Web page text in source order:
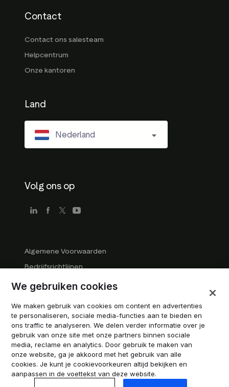
Contact
Contact ons salesteam
Helpcentrum
Onze kantoren
Land
Nederland
Volg ons op
Algemene Voorwaarden
Bedrijfsrichtlijnen
Handelsmerk Richtlijnen
Cookies beheren
Modern Slavery Statement
© 2026 Trustpilot A/S. Alle rechten voorbehouden.
We gebruiken cookies
We maken gebruik van cookies om content en advertenties
te personaliseren, sociale media-functies aan te bieden en
ons traffic te analyseren. We delen verder informatie over je
gebruik van onze site met onze partners binnen sociale
media, reclame en analytics. Door gebruik te maken van
onze website, ga je akkoord met het gebruik van alle
cookies. Je kunt je cookievoorkeuren altijd bekijken en
aanpassen in de voettekst van deze website.